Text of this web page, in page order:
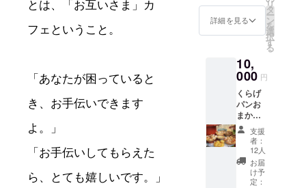
とは、「お互いさま」カ
フェということ。
「あなたが困っていると
き、お手伝いできます
よ。」
「お手伝いしてもらえた
ら、とても嬉しいです。」
のを
クール
す。
喜ぶ手
作りデ
リのワ
ンプ
です♫
有効期
限 2020
年12月
31日 場
所
cotono
wa (沖
縄県北
中城村)
交通費
や沖縄
詳細を見る
リ
タ
ー
ン
を
選
択
す
る
10,
000 円
くらげ
パンお
まかせ
パン
セット
＋オリ
ジナル
リース
♡ パン
支援
者：
12人
お届
け予
定：